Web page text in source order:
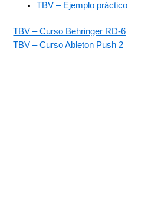
TBV – Ejemplo práctico
TBV – Curso Behringer RD-6
TBV – Curso Ableton Push 2